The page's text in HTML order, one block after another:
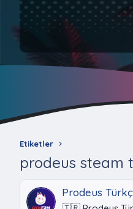
Etiketler
prodeus steam
Prodeus